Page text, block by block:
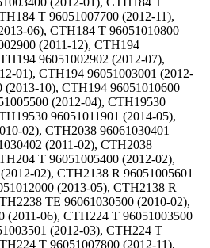
T 96051007700 (2012-11),
06), CTH184 T 96051010800
(2011-12), CTH194
96051002902 (2012-07),
01), CTH194 96051003001 (2012-
10), CTH194 96051010600
(2012-04), CTH19530
96051011901 (2014-05),
02), CTH2038 96061030401
(2011-02), CTH2038
T 96051005400 (2012-02),
02), CTH2138 R 96051005601
(2013-05), CTH2138 R
TE 96061030500 (2010-02),
(2011-06), CTH224 T 96051003500
(2012-03), CTH224 T
T 96051007800 (2012-11),